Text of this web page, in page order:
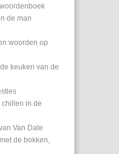
de man
woorden op
keuken van de
chillen in de
Van Dale
de bokken,